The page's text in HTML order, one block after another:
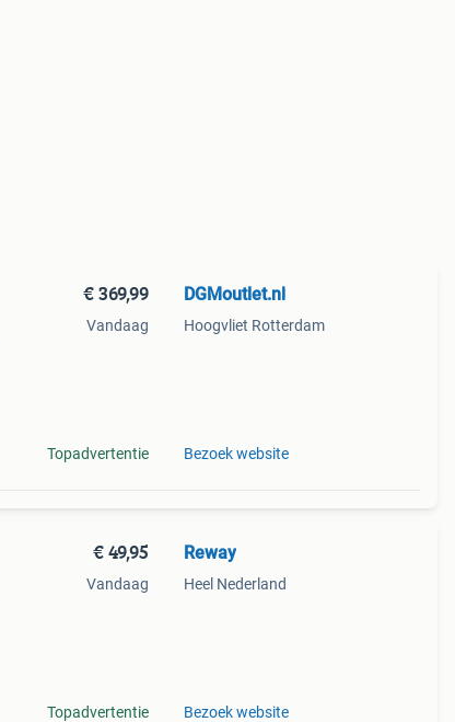
€ 369,99
Vandaag
Topadvertentie
DGMoutlet.nl
Hoogvliet Rotterdam
Bezoek website
€ 49,95
Vandaag
Topadvertentie
Reway
Heel Nederland
Bezoek website